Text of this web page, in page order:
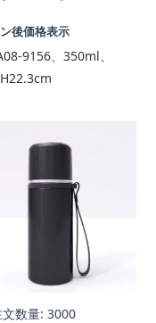
後価格表示
9156、350ml、
数量: 3000